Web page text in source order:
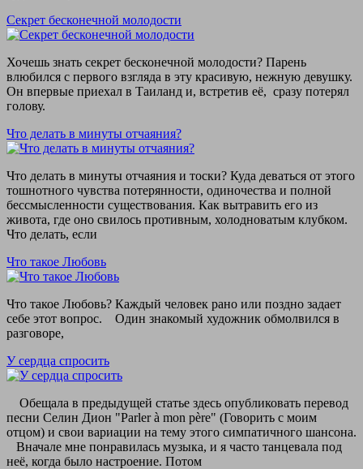
Секрет бесконечной молодости
Хочешь знать секрет бесконечной молодости? Парень
влюбился с первого взгляда в эту красивую, нежную девушку.
Он впервые приехал в Таиланд и, встретив её, сразу потерял
голову.
Что делать в минуты отчаяния?
Что делать в минуты отчаяния и тоски? Куда деваться от этого
тошнотного чувства потерянности, одиночества и полной
бессмысленности существования. Как вытравить его из
живота, где оно свилось противным, холодноватым клубком.
Что делать, если
Что такое Любовь
Что такое Любовь? Каждый человек рано или поздно задает
себе этот вопрос. Один знакомый художник обмолвился в
разговоре,
У сердца спросить
Обещала в предыдущей статье здесь опубликовать перевод
песни Селин Дион "Parler à mon père" (Говорить с моим
отцом) и свои вариации на тему этого симпатичного шансона.
Вначале мне понравилась музыка, и я часто танцевала под
неё, когда было настроение. Потом